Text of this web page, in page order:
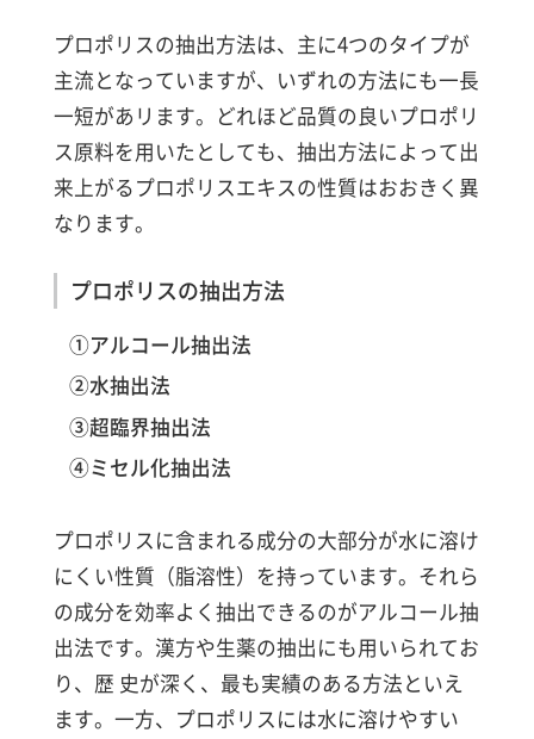
プロポリスの抽出方法は、主に4つのタイプが
主流となっていますが、いずれの方法にも一長
一短があリます。どれほど品質の良いプロポリ
ス原料を用いたとしても、抽出方法によって出
来上がるプロポリスエキスの性質はおおきく異
なります。
プロポリスの抽出方法
①アルコール抽出法
②水抽出法
③超臨界抽出法
④ミセル化抽出法
プロポリスに含まれる成分の大部分が水に溶け
にくい性質（脂溶性）を持っています。それら
の成分を効率よく抽出できるのがアルコール抽
出法です。漢方や生薬の抽出にも用いられてお
り、歴 史が深く、最も実績のある方法といえ
ます。一方、プロポリスには水に溶けやすい